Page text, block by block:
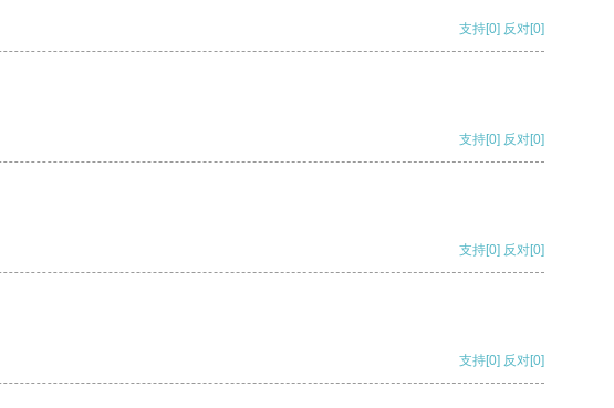
支持[0] 反对[0]
支持[0] 反对[0]
支持[0] 反对[0]
支持[0] 反对[0]